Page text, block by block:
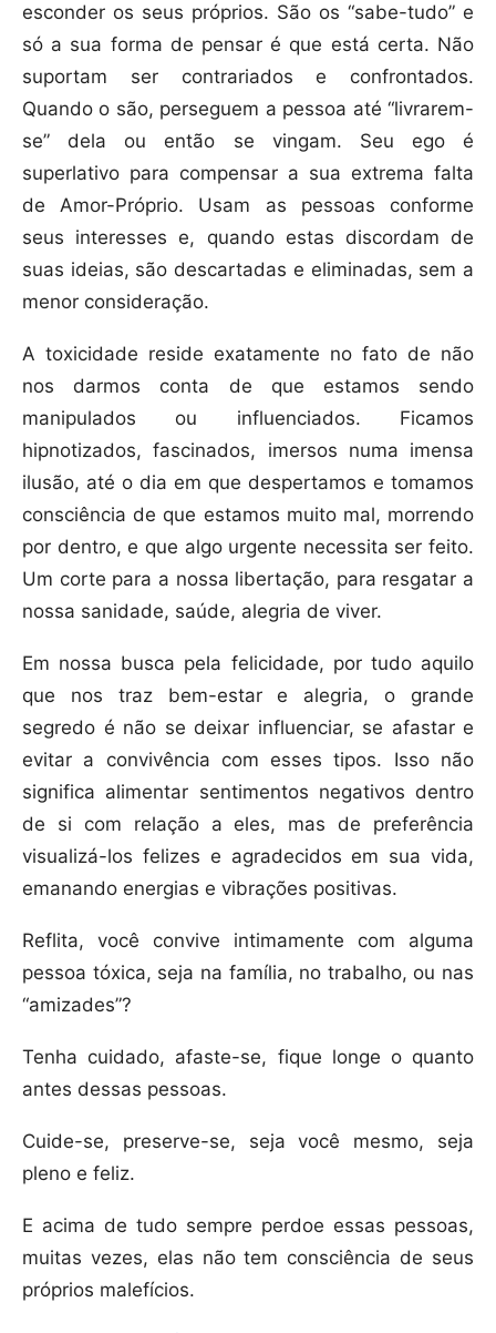
esconder os seus próprios. São os “sabe-tudo” e
só a sua forma de pensar é que está certa. Não
suportam ser contrariados e confrontados.
Quando o são, perseguem a pessoa até “livrarem-
se” dela ou então se vingam. Seu ego é
superlativo para compensar a sua extrema falta
de Amor-Próprio. Usam as pessoas conforme
seus interesses e, quando estas discordam de
suas ideias, são descartadas e eliminadas, sem a
menor consideração.
A toxicidade reside exatamente no fato de não
nos darmos conta de que estamos sendo
manipulados ou influenciados. Ficamos
hipnotizados, fascinados, imersos numa imensa
ilusão, até o dia em que despertamos e tomamos
consciência de que estamos muito mal, morrendo
por dentro, e que algo urgente necessita ser feito.
Um corte para a nossa libertação, para resgatar a
nossa sanidade, saúde, alegria de viver.
Em nossa busca pela felicidade, por tudo aquilo
que nos traz bem-estar e alegria, o grande
segredo é não se deixar influenciar, se afastar e
evitar a convivência com esses tipos. Isso não
significa alimentar sentimentos negativos dentro
de si com relação a eles, mas de preferência
visualizá-los felizes e agradecidos em sua vida,
emanando energias e vibrações positivas.
Reflita, você convive intimamente com alguma
pessoa tóxica, seja na família, no trabalho, ou nas
“amizades”?
Tenha cuidado, afaste-se, fique longe o quanto
antes dessas pessoas.
Cuide-se, preserve-se, seja você mesmo, seja
pleno e feliz.
E acima de tudo sempre perdoe essas pessoas,
muitas vezes, elas não tem consciência de seus
próprios malefícios.